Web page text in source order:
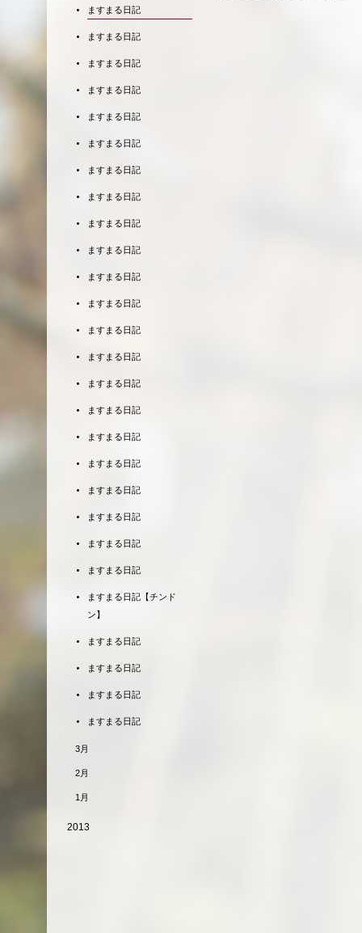
ますまる日記
ますまる日記
ますまる日記
ますまる日記
ますまる日記
ますまる日記
ますまる日記
ますまる日記
ますまる日記
ますまる日記
ますまる日記
ますまる日記
ますまる日記
ますまる日記
ますまる日記
ますまる日記
ますまる日記
ますまる日記
ますまる日記
ますまる日記
ますまる日記
ますまる日記
ますまる日記【チンド
ン】
ますまる日記
ますまる日記
ますまる日記
ますまる日記
3月
2月
1月
2013